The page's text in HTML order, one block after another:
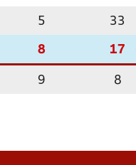
5 33
8 17
9 8